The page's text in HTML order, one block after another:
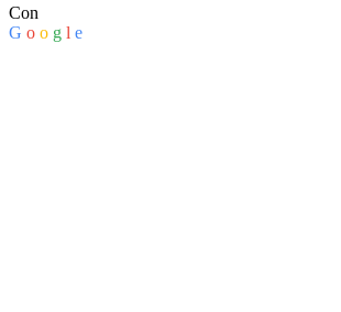
Con
G o o g l e